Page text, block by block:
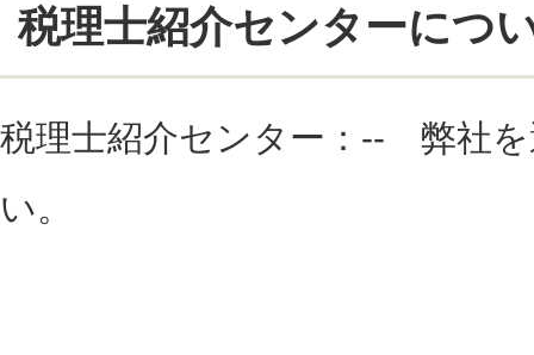
税理士紹介センターにつ
税理士紹介センター：-- 弊社
い。